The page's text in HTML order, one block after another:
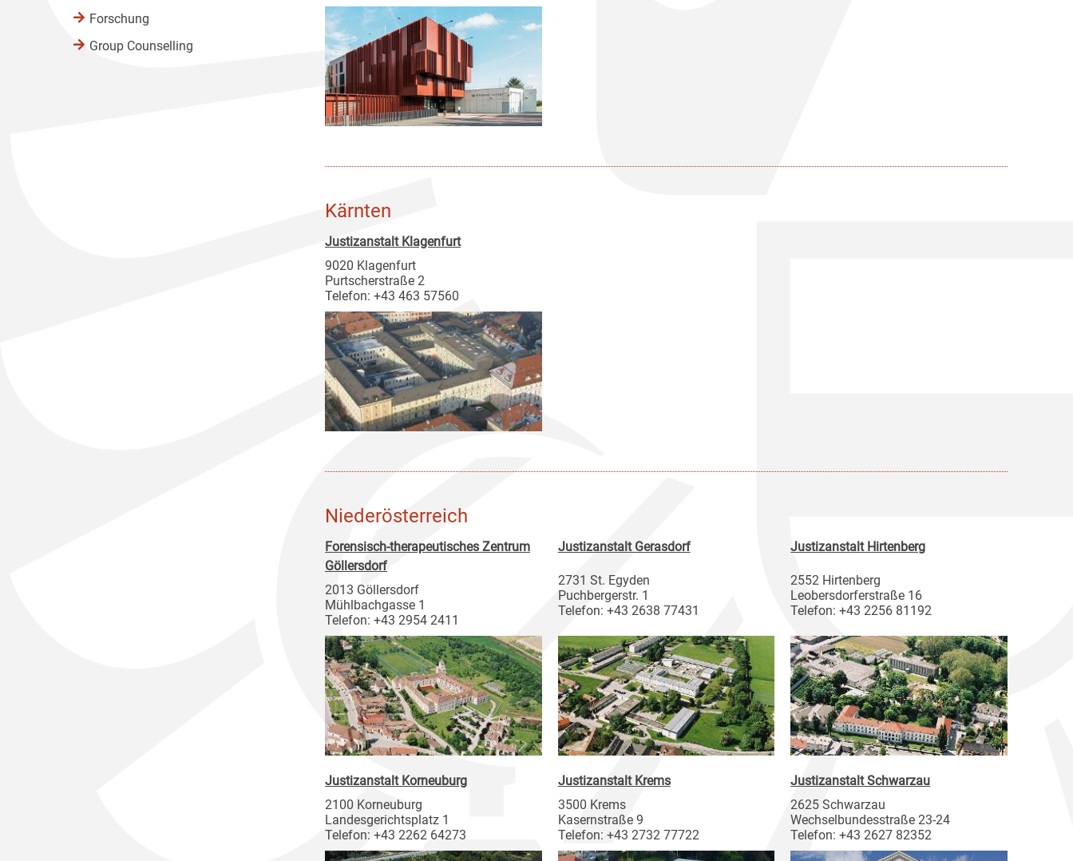
Kärnten
Justizanstalt Klagenfurt
9020 Klagenfurt
Purtscherstraße 2
Telefon: +43 463 57560
Niederösterreich
Forensisch-therapeutisches Zentrum
Göllersdorf
2013 Göllersdorf
Mühlbachgasse 1
Telefon: +43 2954 2411
Justizanstalt Gerasdorf
2731 St. Egyden
Puchbergerstr. 1
Telefon: +43 2638 77431
Justizanstalt Hirtenberg
2552 Hirtenberg
Leobersdorferstraße 16
Telefon: +43 2256 81192
Justizanstalt Korneuburg
2100 Korneuburg
Landesgerichtsplatz 1
Telefon: +43 2262 64273
Justizanstalt Krems
3500 Krems
Kasernstraße 9
Telefon: +43 2732 77722
Justizanstalt Schwarzau
2625 Schwarzau
Wechselbundesstraße 23-24
Telefon: +43 2627 82352
Forschung
Group Counselling